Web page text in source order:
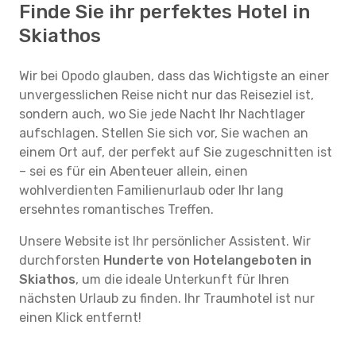
Finde Sie ihr perfektes Hotel in
Skiathos
Wir bei Opodo glauben, dass das Wichtigste an einer
unvergesslichen Reise nicht nur das Reiseziel ist,
sondern auch, wo Sie jede Nacht Ihr Nachtlager
aufschlagen. Stellen Sie sich vor, Sie wachen an
einem Ort auf, der perfekt auf Sie zugeschnitten ist
– sei es für ein Abenteuer allein, einen
wohlverdienten Familienurlaub oder Ihr lang
ersehntes romantisches Treffen.
Unsere Website ist Ihr persönlicher Assistent. Wir
durchforsten Hunderte von Hotelangeboten in
Skiathos, um die ideale Unterkunft für Ihren
nächsten Urlaub zu finden. Ihr Traumhotel ist nur
einen Klick entfernt!